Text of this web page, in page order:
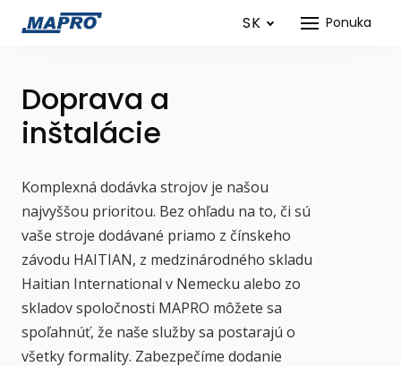
Ponuka
SK
Doprava a
inštalácie
Komplexná dodávka strojov je našou
najvyššou prioritou. Bez ohľadu na to, či sú
vaše stroje dodávané priamo z čínskeho
závodu HAITIAN, z medzinárodného skladu
Haitian International v Nemecku alebo zo
skladov spoločnosti MAPRO môžete sa
spoľahnúť, že naše služby sa postarajú o
všetky formality. Zabezpečíme dodanie